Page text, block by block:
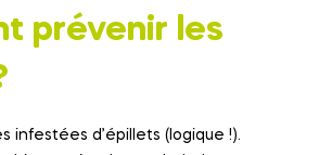
prévenir les
infestées d’épillets (logique !).